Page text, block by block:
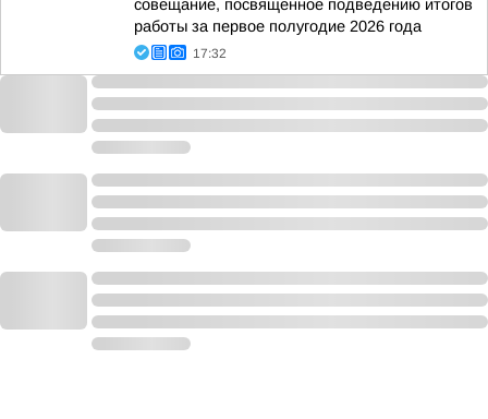
совещание, посвященное подведению итогов
работы за первое полугодие 2026 года
17:32